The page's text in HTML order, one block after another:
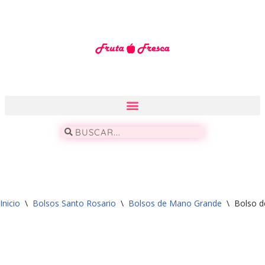
Inicio \ Bolsos Santo Rosario \ Bolsos de Mano Grande \ Bolso